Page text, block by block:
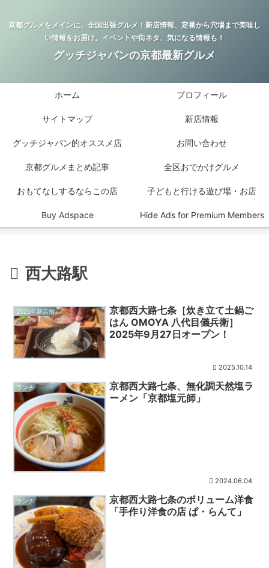
京都グルメをメインに、全国出張グルメ！新店情報、定番から穴場まで美味し
い情報をお届け。イベントや街ネタ、気になる情報も！
グッチジャパンの京都最新グルメ
ホーム プロフィール
サイトマップ 新店情報
グッチジャパン的オススメ店 お問い合わせ
京都グルメまとめ記事 全区おでかけグルメ
おもてなしするならこの店 子どもと行ける遊び場・お店
Buy Adspace Hide Ads for Premium Members
西大路駅
2025年新店舗
京都西大路七条［炊き立て土鍋ご
はん OMOYA 八代目儀兵衛］
2025年9月27日オープン！
2025.10.14
ランチ
京都西大路七条、無化調天然塩ラ
ーメン「京都塩元師」
2024.06.04
ランチ
京都西大路七条のボリューム洋食
「手作り洋食の店 ぱ・らんて」